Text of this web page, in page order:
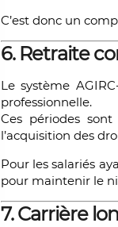
C’est donc un
6. Retraite
Le système
professionnelle.
Ces périodes
l’acquisition des
Pour les salariés
pour maintenir le
7. Carrière